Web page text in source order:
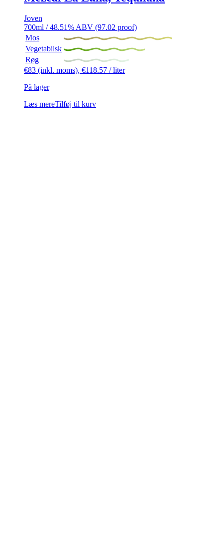
Joven
700ml / 48.51% ABV (97.02 proof)
Mos
Vegetabilsk
Røg
€83 (inkl. moms), €118.57 / liter
På lager
Læs mereTilføj til kurv